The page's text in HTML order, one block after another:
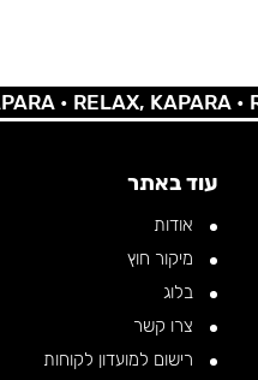
•RELAX, KAPARA •
עוד באתר
אודות
מיקור חוץ
בלוג
צרו קשר
רישום למועדון לקוחות